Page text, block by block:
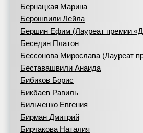
Бернацкая Марина
Берошвили Лейла
Бершин Ефим (Лауреат премии
Беседин Платон
Бессонова Мирослава (Лауреат
Беставашвили Анаида
Бибиков Борис
Бикбаев Равиль
Бильченко Евгения
Бирман Дмитрий
Бирчакова Наталия